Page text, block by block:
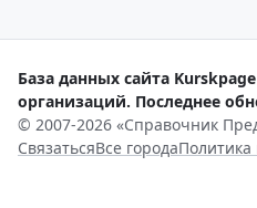
База данных сайта
организаций. Последнее
© 2007-2026 «Справочник
СвязатьсяВсе города